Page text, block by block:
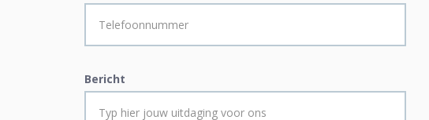
Bericht